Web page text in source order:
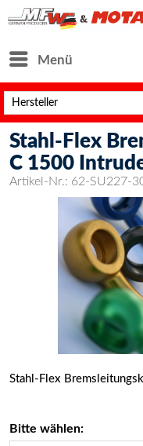
Menü
Stahl-Flex
C 1500
Artikel-Nr.: 62-SU227-
Stahl-Flex
Bitte wählen: